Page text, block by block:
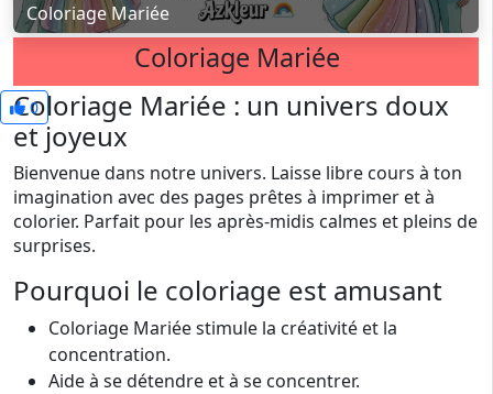
Coloriage Mariée
Coloriage Mariée
0
Coloriage Mariée : un univers doux
et joyeux
Bienvenue dans notre univers. Laisse libre cours à ton
imagination avec des pages prêtes à imprimer et à
colorier. Parfait pour les après-midis calmes et pleins de
surprises.
Pourquoi le coloriage est amusant
Coloriage Mariée stimule la créativité et la
concentration.
Aide à se détendre et à se concentrer.